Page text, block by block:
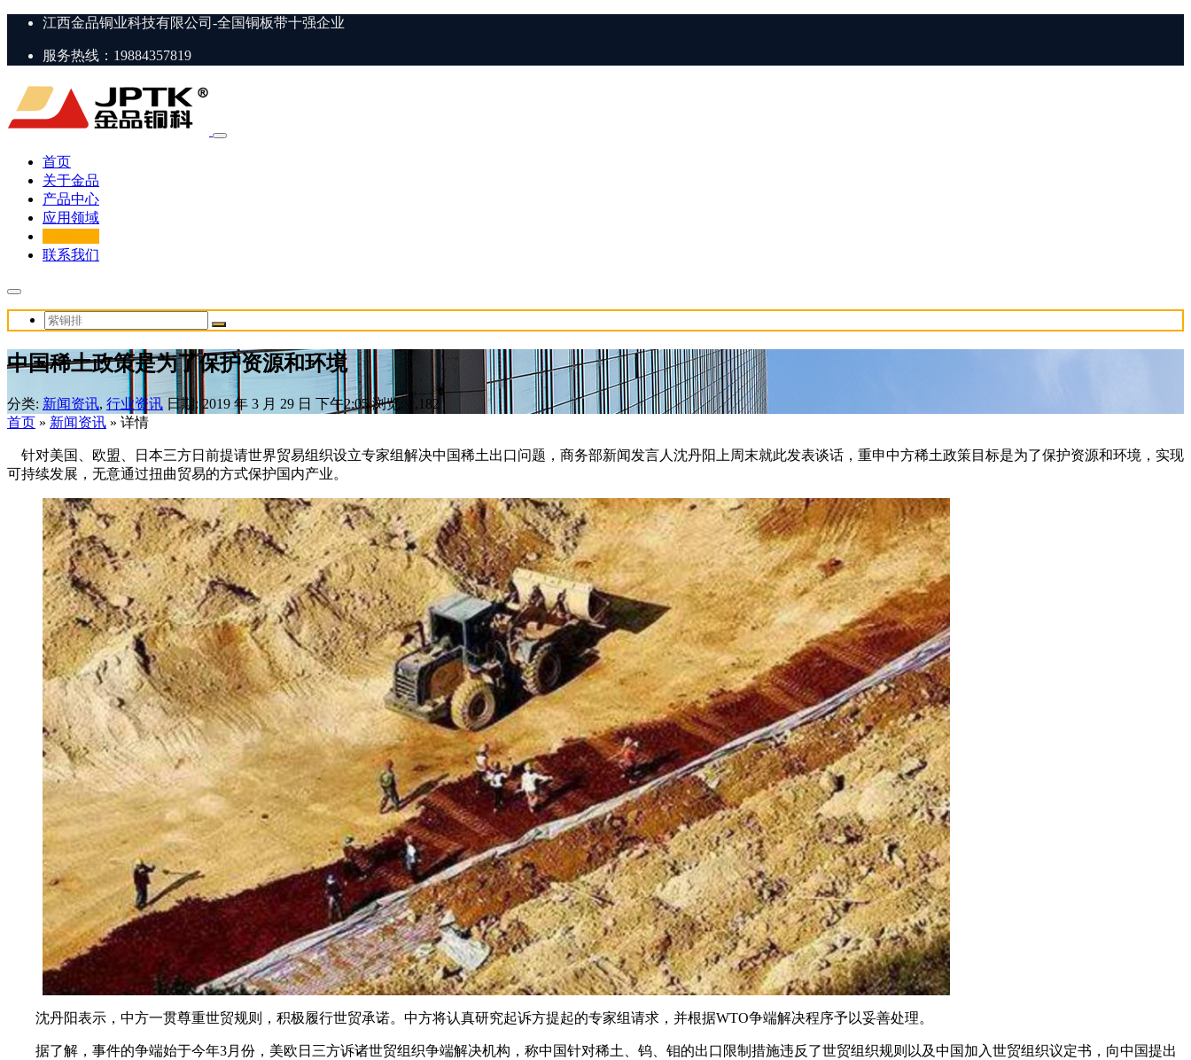
江西金品铜业科技有限公司-全国铜板带十强企业
服务热线：19884357819
首页
关于金品
产品中心
应用领域
联系我们
中国稀土政策是为了保护资源和环境
分类: 新闻资讯, 行业资讯 日期: 2019 年 3 月 29 日 下午2:05 浏览: 1,182
首页 » 新闻资讯 » 详情
针对美国、欧盟、日本三方日前提请世界贸易组织设立专家组解决中国稀土出口问题，商务部新闻发言人沈丹阳上周末就此发表谈话，重申中方稀土政策目标是为了保护资源和环境，实现
可持续发展，无意通过扭曲贸易的方式保护国内产业。
沈丹阳表示，中方一贯尊重世贸规则，积极履行世贸承诺。中方将认真研究起诉方提起的专家组请求，并根据WTO争端解决程序予以妥善处理。
据了解，事件的争端始于今年3月份，美欧日三方诉诸世贸组织争端解决机构，称中国针对稀土、钨、钼的出口限制措施违反了世贸组织规则以及中国加入世贸组织议定书，向中国提出